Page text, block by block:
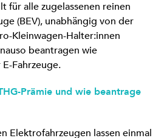
für alle zugelassenen reinen
(BEV), unabhängig von der
Kleinwagen-Halter:innen
beantragen wie
Fahrzeuge.
Prämie und wie beantrage
Elektrofahrzeugen lassen einmal